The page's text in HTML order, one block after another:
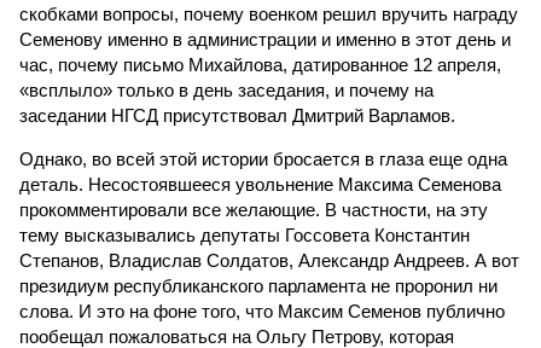
скобками вопросы, почему военком решил вручить награду
Семенову именно в администрации и именно в этот день и
час, почему письмо Михайлова, датированное 12 апреля,
«всплыло» только в день заседания, и почему на
заседании НГСД присутствовал Дмитрий Варламов.
Однако, во всей этой истории бросается в глаза еще одна
деталь. Несостоявшееся увольнение Максима Семенова
прокомментировали все желающие. В частности, на эту
тему высказывались депутаты Госсовета Константин
Степанов, Владислав Солдатов, Александр Андреев. А вот
президиум республиканского парламента не проронил ни
слова. И это на фоне того, что Максим Семенов публично
пообещал пожаловаться на Ольгу Петрову, которая